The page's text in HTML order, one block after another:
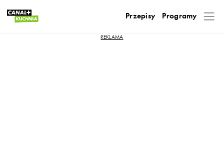
Przepisy Programy